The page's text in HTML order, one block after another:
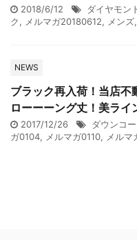
2018/6/12 ダイヤモン
ク, メルマガ20180612, メンズ,
NEWS
ブラック再入荷！当店不
ローーーング丈！美ライ
2017/12/26 ダウンコー
ガ0104, メルマガ0110, メルマ